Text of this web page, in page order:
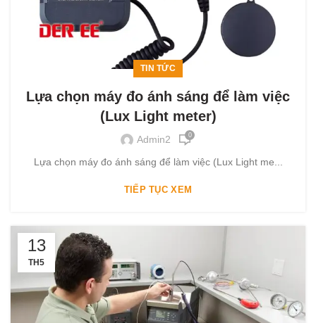
TIN TỨC
Lựa chọn máy đo ánh sáng để làm việc
(Lux Light meter)
Admin2 0
Lựa chọn máy đo ánh sáng để làm việc (Lux Light me...
TIẾP TỤC XEM
13
TH5